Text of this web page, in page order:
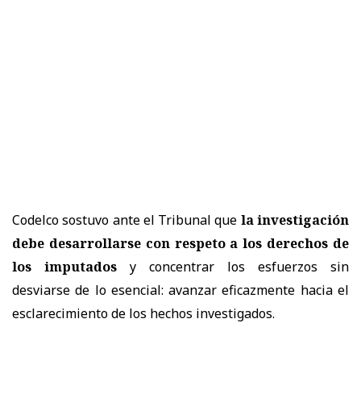
Codelco sostuvo ante el Tribunal que la investigación
debe desarrollarse con respeto a los derechos de
los imputados y concentrar los esfuerzos sin
desviarse de lo esencial: avanzar eficazmente hacia el
esclarecimiento de los hechos investigados.